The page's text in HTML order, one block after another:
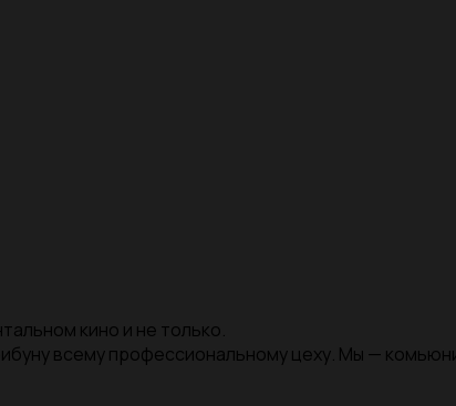
кино и не только.
всему профессиональному цеху. Мы —